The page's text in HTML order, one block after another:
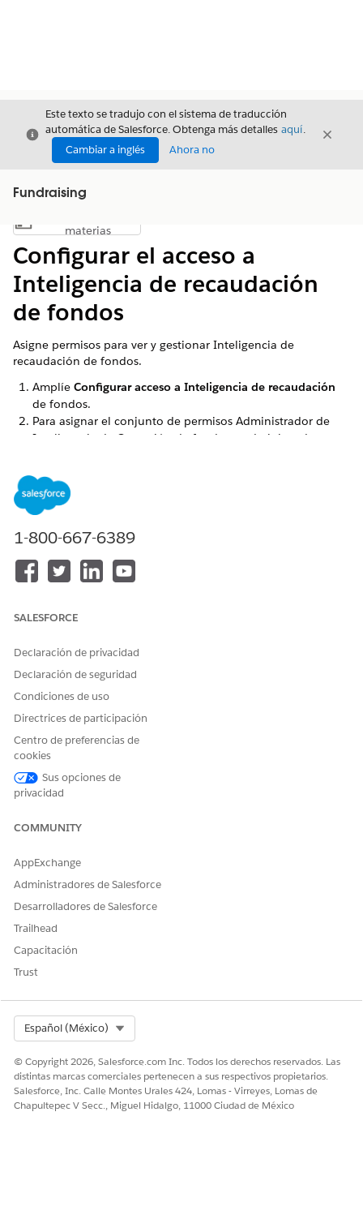
Cerrar
Este texto se tradujo con el sistema de traducción
automática de Salesforce. Obtenga más detalles aquí.
Cambiar a inglés
Ahora no
Cerrar
Fundraising
Mostrar índice de materias
materias
Configurar el acceso a
Inteligencia de recaudación
de fondos
Asigne permisos para ver y gestionar Inteligencia de
recaudación de fondos.
Amplíe Configurar acceso a Inteligencia de recaudación
de fondos.
Para asignar el conjunto de permisos Administrador de
Inteligencia de Captación de fondos a administradores
asignar los conjuntos de permisos Administrador de Data
Cloud y Administrador de Inteligencia de Captación de
Para asignar el conjunto de permisos Usuario de
Inteligencia de Captación de fondos a usuarios de
Captación de fondos, haga clic en
Usuario de Inteligencia de recaudación de fondos y
Tableau Next Included App a los usuarios que necesitan
acceso de solo vista.
¿RESOLVIÓ ESTE ARTÍCULO SU PROBLEMA?
1-800-667-6389
SALESFORCE
Declaración de privacidad
Declaración de seguridad
Condiciones de uso
Directrices de participación
Centro de preferencias de
cookies
Sus opciones de
privacidad
COMMUNITY
AppExchange
Administradores de Salesforce
Desarrolladores de Salesforce
Trailhead
Capacitación
Trust
Español (México)
© Copyright 2026, Salesforce.com Inc. Todos los derechos reservados. Las
distintas marcas comerciales pertenecen a sus respectivos propietarios.
Salesforce, Inc. Calle Montes Urales 424, Lomas - Virreyes, Lomas de
Chapultepec V Secc., Miguel Hidalgo, 11000 Ciudad de México